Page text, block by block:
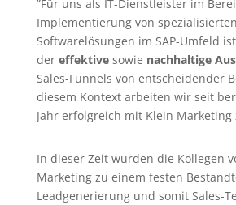
”Für uns als IT-Dienstleister im
Implementierung von spezialisierten
Softwarelösungen im SAP-Umfeld ist
der effektive sowie nachhaltige
Sales-Funnels von entscheidender
diesem Kontext arbeiten wir seit
Jahr erfolgreich mit Klein Marketing
In dieser Zeit wurden die Kollegen
Marketing zu einem festen
Leadgenerierungund somit Sales-